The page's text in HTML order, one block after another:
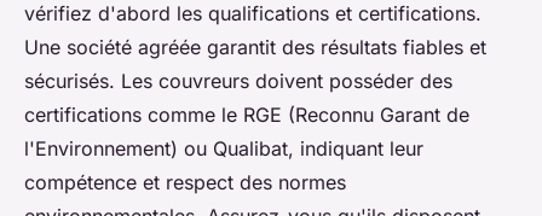
vérifiez d'abord les qualifications et certifications.
Une société agréée garantit des résultats fiables et
sécurisés. Les couvreurs doivent posséder des
certifications comme le RGE (Reconnu Garant de
l'Environnement) ou Qualibat, indiquant leur
compétence et respect des normes